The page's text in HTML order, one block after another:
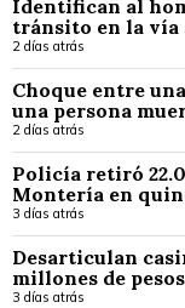
Identifican al
tránsito en la vía
2 días atrás
Choque entre
una persona
2 días atrás
Policía retiró
Montería en
3 días atrás
Desarticulan
millones de
3 días atrás